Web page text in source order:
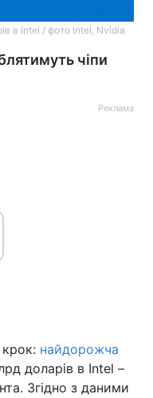
в Intel / фото Intel, Nvidia
чіпи
Реклама
найдорожча
доларів в Intel –
Згідно з даними